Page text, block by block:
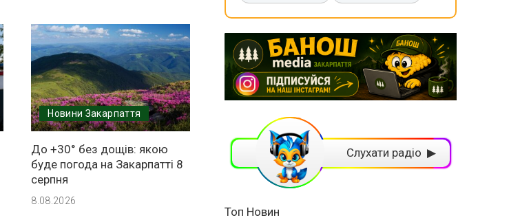
Новини Закарпаття
До +30° без дощів: якою
буде погода на Закарпатті 8
серпня
8.08.2026
Слухати радіо ▶
Топ Новин